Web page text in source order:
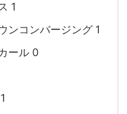
1
ンコンバージング 1
ール 0